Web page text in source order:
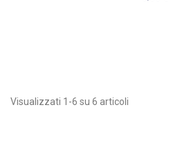
Visualizzati 1-6 su 6 articoli